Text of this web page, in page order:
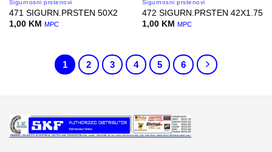
Sigurnosni prstenovi
471 SIGURN.PRSTEN 50X2
1,00 KM MPC
Sigurnosni prstenovi
472 SIGURN.PRSTEN 42X1.75
1,00 KM MPC
1 2 3 4 5 6